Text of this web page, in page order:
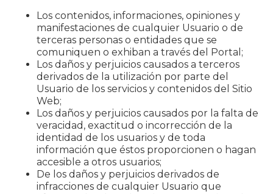
Los contenidos, informaciones, opiniones y
manifestaciones de cualquier Usuario o de
terceras personas o entidades que se
comuniquen o exhiban a través del Portal;
Los daños y perjuicios causados a terceros
derivados de la utilización por parte del
Usuario de los servicios y contenidos del Sitio
Web;
Los daños y perjuicios causados por la falta de
veracidad, exactitud o incorrección de la
identidad de los usuarios y de toda
información que éstos proporcionen o hagan
accesible a otros usuarios;
De los daños y perjuicios derivados de
infracciones de cualquier Usuario que